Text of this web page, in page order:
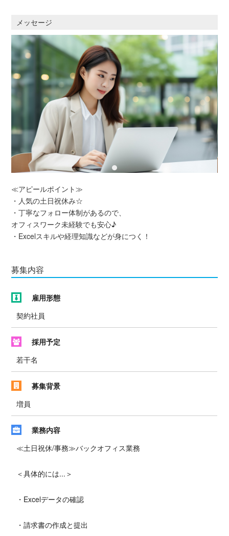
メッセージ
≪アピールポイント≫
・人気の土日祝休み☆
・丁寧なフォロー体制があるので、
オフィスワーク未経験でも安心♪
・Excelスキルや経理知識などが身につく！
募集内容
雇用形態
契約社員
採用予定
若干名
募集背景
増員
業務内容
≪土日祝休/事務≫バックオフィス業務
＜具体的には...＞
・Excelデータの確認
・請求書の作成と提出